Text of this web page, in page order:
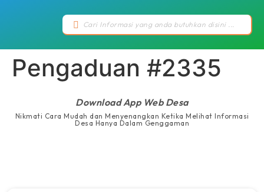
Pengaduan #2335
Download App Web Desa
Nikmati Cara Mudah dan Menyenangkan Ketika Melihat Informasi
Desa Hanya Dalam Genggaman